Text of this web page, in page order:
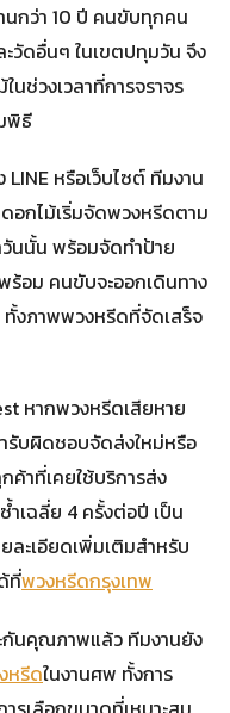
กว่า 10 ปี คนขับทุกคน
วัดอื่นๆ ในเขตปทุมวัน จึง
นช่วงเวลาที่การจราจร
พิธี
LINE หรือเว็บไซต์ ทีมงาน
อกไม้เริ่มจัดพวงหรีดตาม
วันนั้น พร้อมจัดทำป้าย
ร้อม คนขับจะออกเดินทาง
งภาพพวงหรีดที่จัดเสร็จ
หากพวงหรีดเสียหาย
รับผิดชอบจัดส่งใหม่หรือ
ค้าที่เคยใช้บริการส่ง
เฉลี่ย 4 ครั้งต่อปี เป็น
ะเอียดเพิ่มเติมสำหรับ
ที่พวงหรีดกรุงเทพ
กันคุณภาพแล้ว ทีมงานยัง
หรีดในงานศพ ทั้งการ